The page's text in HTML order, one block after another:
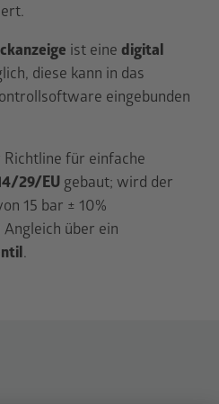
ist eine digital
diese kann in das
eingebunden
für einfache
29/EU gebaut; wird der
15 bar ± 10%
über ein
.